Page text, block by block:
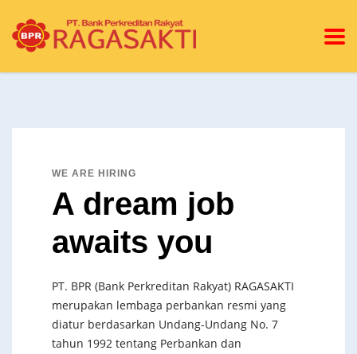
WE ARE HIRING
A dream job
awaits you
PT. BPR (Bank Perkreditan Rakyat) RAGASAKTI
merupakan lembaga perbankan resmi yang
diatur berdasarkan Undang-Undang No. 7
tahun 1992 tentang Perbankan dan